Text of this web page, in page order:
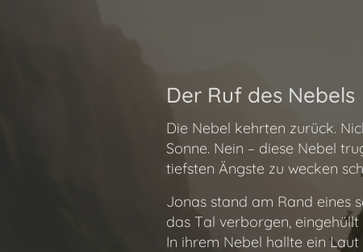
Der Ruf des Nebels
Die Nebel kehrten zurück.
Sonne. Nein – diese Nebel
tiefsten Ängste zu wecken
Jonas stand am Rand eines
das Tal verborgen,
In ihrem Nebel hallte ein